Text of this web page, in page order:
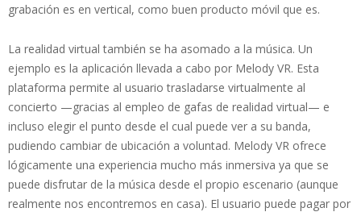
grabación es en vertical, como buen producto móvil que es.
La realidad virtual también se ha asomado a la música. Un
ejemplo es la aplicación llevada a cabo por Melody VR. Esta
plataforma permite al usuario trasladarse virtualmente al
concierto —gracias al empleo de gafas de realidad virtual— e
incluso elegir el punto desde el cual puede ver a su banda,
pudiendo cambiar de ubicación a voluntad. Melody VR ofrece
lógicamente una experiencia mucho más inmersiva ya que se
puede disfrutar de la música desde el propio escenario (aunque
realmente nos encontremos en casa). El usuario puede pagar por